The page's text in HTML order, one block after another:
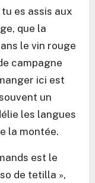
tu es assis aux
que la
le vin rouge
campagne
ici est
un
les langues
la montée.
est le
de tetilla »,